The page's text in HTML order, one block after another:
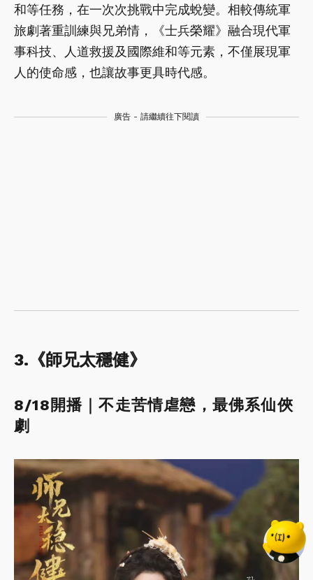
和等任務，在一次次挑戰中完成蛻變。相較傳統軍
旅劇著重訓練與兄弟情，《士兵榮耀》融合現代軍
事科技、人道救援及國際維和等元素，不僅展現軍
人的使命感，也讓故事更具時代感。
廣告 - 請繼續往下閱讀
3.《師兄太穩健》
8/18開播｜不走苦情虐戀，最佛系仙俠
劇